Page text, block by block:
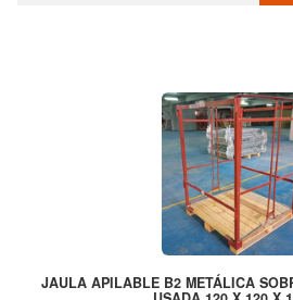
JAULA APILABLE B2 METÁLICA